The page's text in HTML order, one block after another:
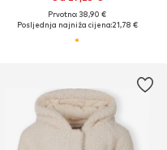
Prvotno: 38,90 €
Posljednja najniža cijena:21,78 €